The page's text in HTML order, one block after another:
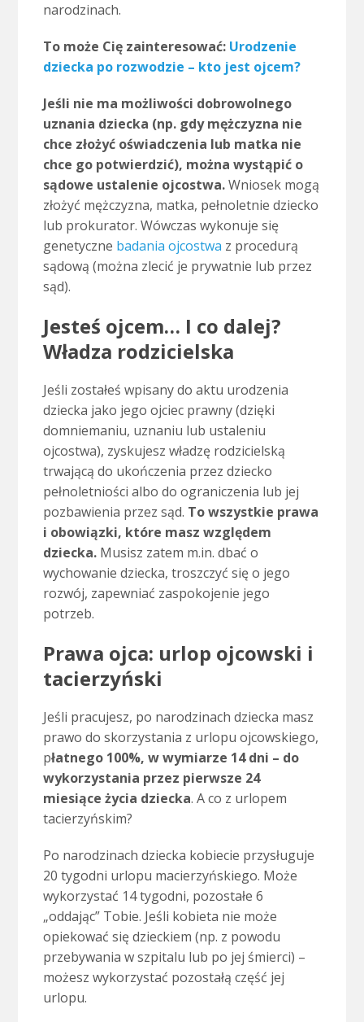
narodzinach.
To może Cię zainteresować: Urodzenie
dziecka po rozwodzie – kto jest ojcem?
Jeśli nie ma możliwości dobrowolnego
uznania dziecka (np. gdy mężczyzna nie
chce złożyć oświadczenia lub matka nie
chce go potwierdzić), można wystąpić o
sądowe ustalenie ojcostwa.Wniosek mogą
złożyć mężczyzna, matka, pełnoletnie dziecko
lub prokurator. Wówczas wykonuje się
genetyczne badania ojcostwa z procedurą
sądową (można zlecić je prywatnie lub przez
sąd).
Jesteś ojcem… I co dalej?
Władza rodzicielska
Jeśli zostałeś wpisany do aktu urodzenia
dziecka jako jego ojciec prawny (dzięki
domniemaniu, uznaniu lub ustaleniu
ojcostwa), zyskujesz władzę rodzicielską
trwającą do ukończenia przez dziecko
pełnoletniości albo do ograniczenia lub jej
pozbawienia przez sąd. To wszystkie prawa
i obowiązki, które masz względem
dziecka.Musisz zatem m.in. dbać o
wychowanie dziecka, troszczyć się o jego
rozwój, zapewniać zaspokojenie jego
potrzeb.
Prawa ojca: urlop ojcowski i
tacierzyński
Jeśli pracujesz, po narodzinach dziecka masz
prawo do skorzystania z urlopu ojcowskiego,
płatnego 100%, w wymiarze 14 dni – do
wykorzystania przez pierwsze 24
miesiące życia dziecka. A co z urlopem
tacierzyńskim?
Po narodzinach dziecka kobiecie przysługuje
20 tygodni urlopu macierzyńskiego. Może
wykorzystać 14 tygodni, pozostałe 6
„oddając” Tobie. Jeśli kobieta nie może
opiekować się dzieckiem (np. z powodu
przebywania w szpitalu lub po jej śmierci) –
możesz wykorzystać pozostałą część jej
urlopu.